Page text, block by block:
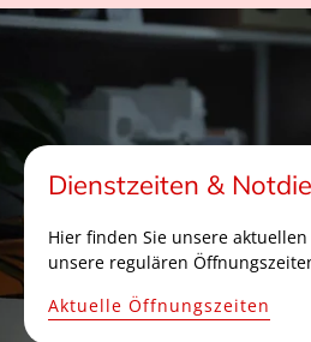
Dienstzeiten &
Hier finden Sie unsere
unsere regulären
Aktuelle Öffnungszeiten